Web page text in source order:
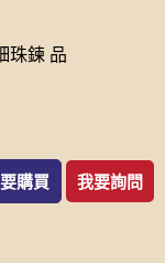
珠鍊 品
購買 我要詢問